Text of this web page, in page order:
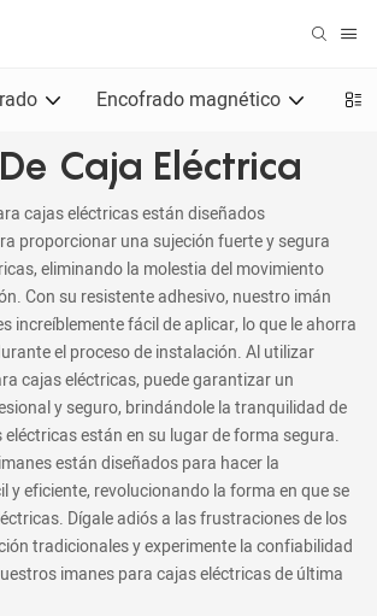
Encofrado magnético
Caja Eléctrica
cajas eléctricas están diseñados
proporcionar una sujeción fuerte y segura
eliminando la molestia del movimiento
Con su resistente adhesivo, nuestro imán
increíblemente fácil de aplicar, lo que le ahorra
el proceso de instalación. Al utilizar
cajas eléctricas, puede garantizar un
y seguro, brindándole la tranquilidad de
están en su lugar de forma segura.
están diseñados para hacer la
y eficiente, revolucionando la forma en que se
Dígale adiós a las frustraciones de los
tradicionales y experimente la confiabilidad
imanes para cajas eléctricas de última